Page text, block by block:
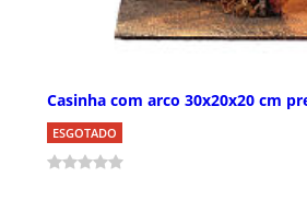
Casinha com arco 30x20x20 cm
ESGOTADO